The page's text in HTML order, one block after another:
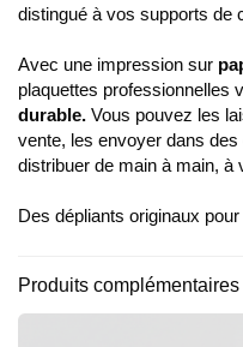
distingué à vos supports de
Avec une impression sur
plaquettes professionnelles
durable. Vous pouvez les
vente, les envoyer dans
distribuer de main à main, à
Des dépliants originaux
Produits complémentaires